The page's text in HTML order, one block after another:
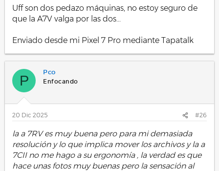
Uff son dos pedazo máquinas, no estoy seguro de
que la A7V valga por las dos...
Enviado desde mi Pixel 7 Pro mediante Tapatalk
P
Pco
Enfocando
20 Dic 2025 #26
la a 7RV es muy buena pero para mi demasiada
resolución y lo que implica mover los archivos y la a
7CII no me hago a su ergonomía , la verdad es que
hace unas fotos muy buenas pero la sensación al